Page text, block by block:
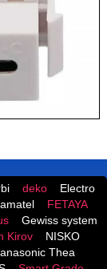
deko
Electro
FETAYA
Gewiss system
Kirov
NISKO
Thea